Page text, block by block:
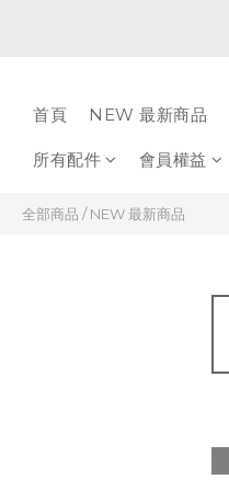
首頁 NEW 最新商品
所有配件 會員權益
全部商品 /NEW 最新商品